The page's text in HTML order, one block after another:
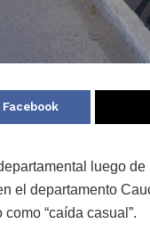
luego
el departamento
“caída casual”.